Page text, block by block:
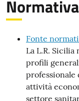
Normativa
Fonte
La L.R.
profili
attività
settore